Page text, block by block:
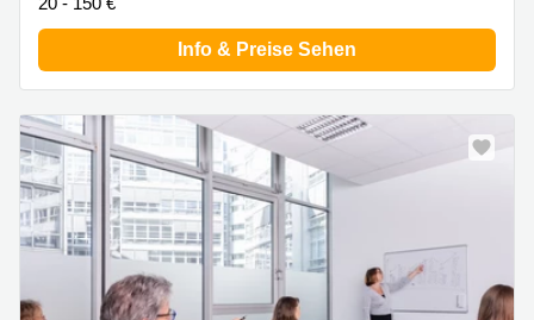
Info & Preise Sehen